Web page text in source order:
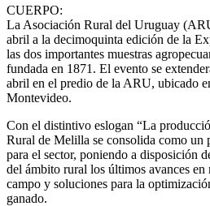
CUERPO:
La Asociación Rural del Uruguay
abril a la decimoquinta edición de la
las dos importantes muestras
fundada en 1871. El evento se
abril en el predio de la ARU, ubicado
Montevideo.
Con el distintivo eslogan “La
Rural de Melilla se consolida como un
para el sector, poniendo a disposición
del ámbito rural los últimos avances en
campo y soluciones para la
ganado.